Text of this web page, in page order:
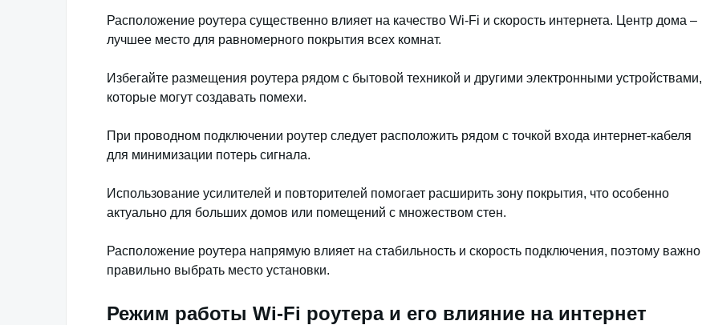
Расположение роутера существенно влияет на качество Wi-Fi и скорость интернета. Центр дома –
лучшее место для равномерного покрытия всех комнат.
Избегайте размещения роутера рядом с бытовой техникой и другими электронными устройствами,
которые могут создавать помехи.
При проводном подключении роутер следует расположить рядом с точкой входа интернет-кабеля
для минимизации потерь сигнала.
Использование усилителей и повторителей помогает расширить зону покрытия, что особенно
актуально для больших домов или помещений с множеством стен.
Расположение роутера напрямую влияет на стабильность и скорость подключения, поэтому важно
правильно выбрать место установки.
Режим работы Wi-Fi роутера и его влияние на интернет